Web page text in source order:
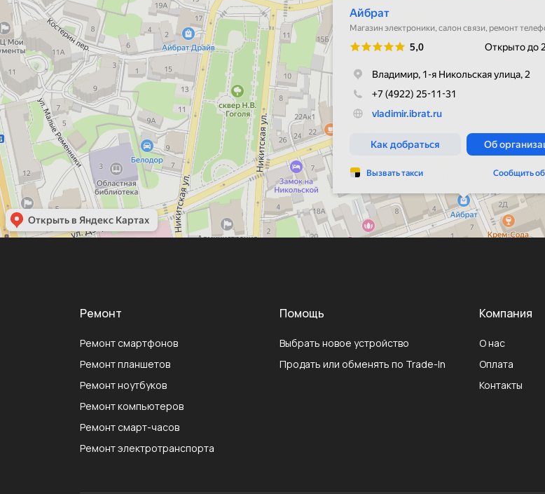
Ремонт
Ремонт смартфонов
Ремонт планшетов
Ремонт ноутбуков
Ремонт компьютеров
Ремонт смарт-часов
Ремонт электротранспорта
Помощь
Выбрать новое устройство
Продать или обменять по Trade-In
Компания
О нас
Оплата
Контакты